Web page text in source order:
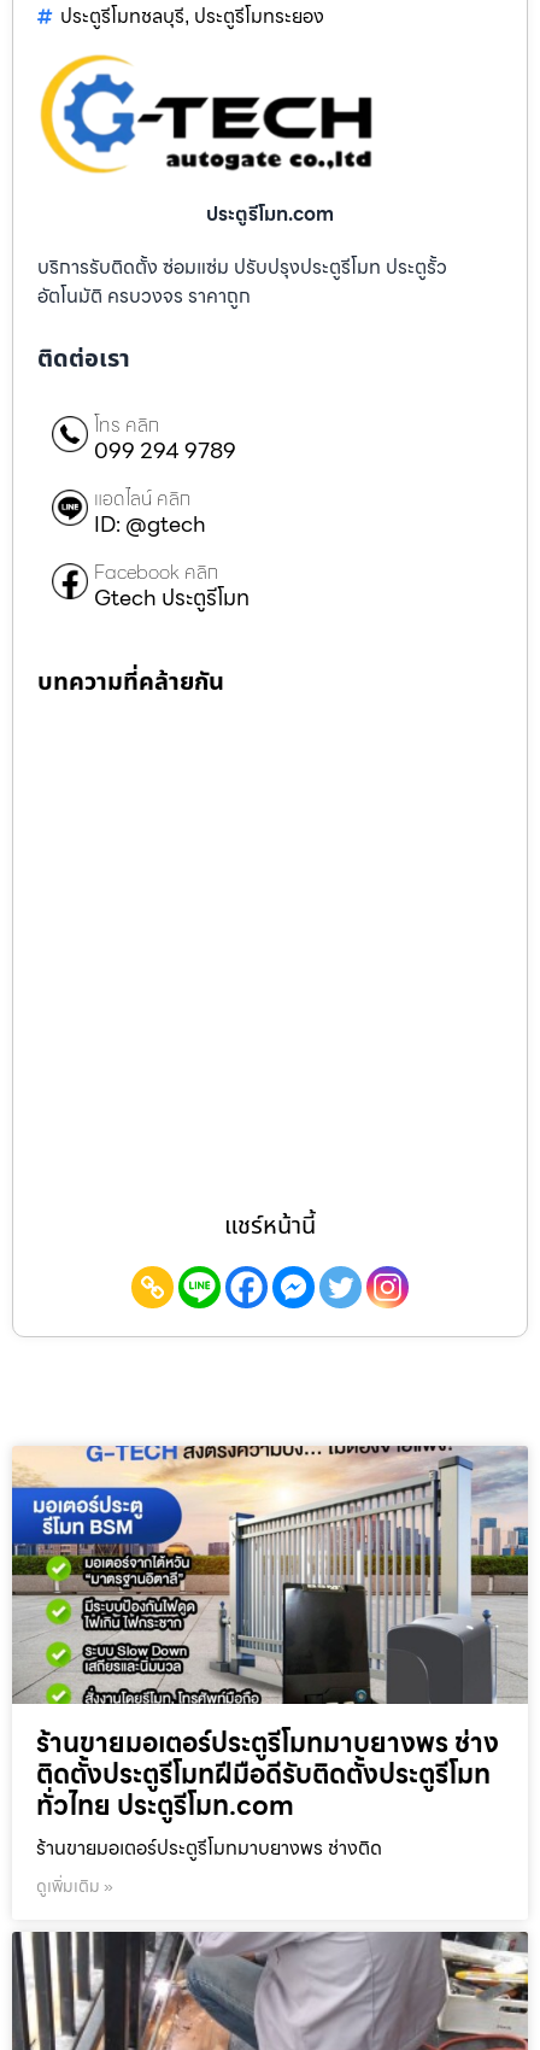
ประตูรีโมทชลบุรี, ประตูรีโมทระยอง
ประตูรีโมท.com
บริการรับติดตั้ง ซ่อมแซ่ม ปรับปรุงประตูรีโมท ประตูรั้ว
อัตโนมัติ ครบวงจร ราคาถูก
ติดต่อเรา
โทร คลิก
099 294 9789
แอดไลน์ คลิก
ID: @gtech
Facebook คลิก
Gtech ประตูรีโมท
บทความที่คล้ายกัน
แชร์หน้านี้
ร้านขายมอเตอร์ประตูรีโมทมาบยางพร ช่าง
ติดตั้งประตูรีโมทฝีมือดีรับติดตั้งประตูรีโมท
ทั่วไทย ประตูรีโมท.com
ร้านขายมอเตอร์ประตูรีโมทมาบยางพร ช่างติด
ดูเพิ่มเติม »